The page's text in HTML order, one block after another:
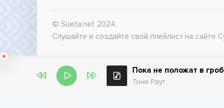
© Sueta.net 2024.
Слушайте и создайте свой плейлист на сайте
Пока не положат в гроб
Тони Раут